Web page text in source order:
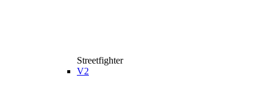
Streetfighter
V2